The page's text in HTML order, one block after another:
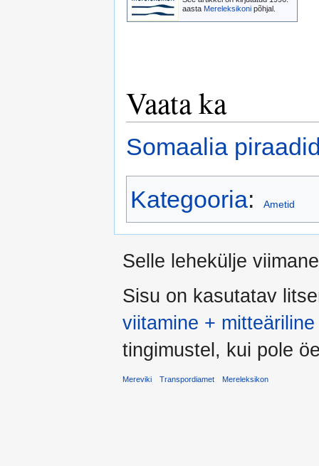
aasta Mereleksikoni põhjal.
Vaata ka
Somaalia
Kategooria: Ametid
Selle lehekülje
Sisu on kasutatav
viitamine +
tingimustel, kui pole
Mereviki Transpordiamet Mereleksikon